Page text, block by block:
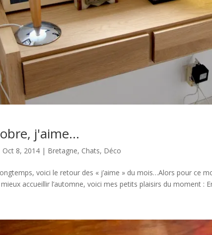
j'aime…
Oct 8, 2014 | Bretagne, Chats, Déco
voici le retour des « j’aime » du mois…Alors pour ce
accueillir l’automne, voici mes petits plaisirs du moment :